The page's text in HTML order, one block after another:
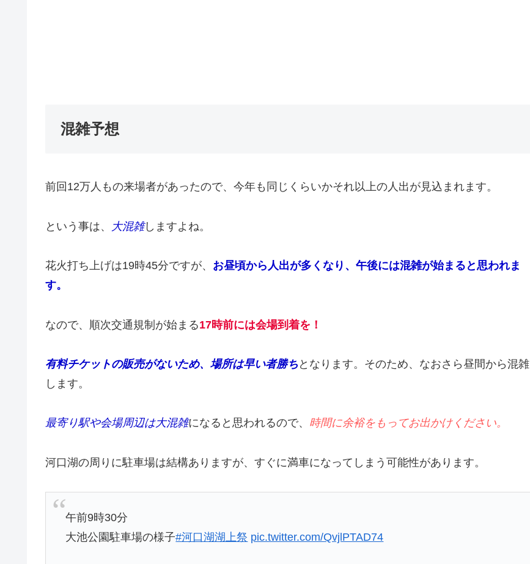
混雑予想
前回12万人もの来場者があったので、今年も同じくらいかそれ以上の人出が見込まれます。
という事は、 大混雑しますよね。
花火打ち上げは19時45分ですが、 お昼頃から人出が多くなり、午後には混雑が始まると思われま
す。
なので、順次交通規制が始まる17時前には会場到着を！
有料チケットの販売がないため、場所は早い者勝ち となります。そのため、なおさら昼間から混雑
します。
最寄り駅や会場周辺は大混雑になると思われるので、 時間に余裕をもってお出かけください。
河口湖の周りに駐車場は結構ありますが、すぐに満車になってしまう可能性があります。
午前9時30分
大池公園駐車場の様子#河口湖湖上祭 pic.twitter.com/QvjlPTAD74